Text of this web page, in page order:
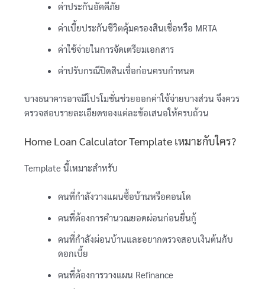
ค่าประกันอัคคีภัย
ค่าเบี้ยประกันชีวิตคุ้มครองสินเชื่อหรือ MRTA
ค่าใช้จ่ายในการจัดเตรียมเอกสาร
ค่าปรับกรณีปิดสินเชื่อก่อนครบกำหนด
บางธนาคารอาจมีโปรโมชั่นช่วยออกค่าใช้จ่ายบางส่วน จึงควร
ตรวจสอบรายละเอียดของแต่ละข้อเสนอให้ครบถ้วน
Home Loan Calculator Template เหมาะกับใคร?
Template นี้เหมาะสำหรับ
คนที่กำลังวางแผนซื้อบ้านหรือคอนโด
คนที่ต้องการคำนวณยอดผ่อนก่อนยื่นกู้
คนที่กำลังผ่อนบ้านและอยากตรวจสอบเงินต้นกับ
ดอกเบี้ย
คนที่ต้องการวางแผน Refinance